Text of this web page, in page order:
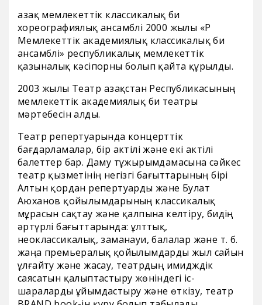
Қазақ мемлекеттік классикалық би
хореографиялық ансамблі 2000 жылы «ҚР
Мемлекеттік академиялық классикалық би
ансамблі» республикалық мемлекеттік
қазыналық кәсіпорны болып қайта құрылды.
2003 жылы Театр Қазақстан Республикасының
мемлекеттік академиялық би театры
мәртебесін алды.
Театр репертуарында концерттік
бағдарламалар, бір актілі және екі актілі
балеттер бар. Даму тұжырымдамасына сәйкес
театр қызметінің негізгі бағыттарының бірі
Алтын қордан репертуарды және Булат
Аюханов қойылымдарының классикалық
мұрасын сақтау және қалпына келтіру, бидің
әртүрлі бағыттарында: ұлттық,
неоклассикалық, заманауи, балалар және т. б.
жаңа премьералық қойылымдарды жыл сайын
ұлғайту және жасау, театрдың имидждік
саясатын қалыптастыру жөніндегі іс-
шараларды ұйымдастыру және өткізу, театр